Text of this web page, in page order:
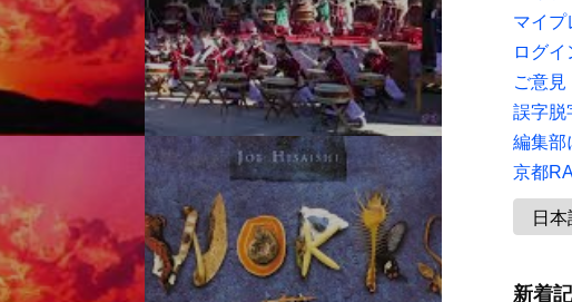
マイプ
ログイ
ご意見
誤字脱
編集部
京都
新着